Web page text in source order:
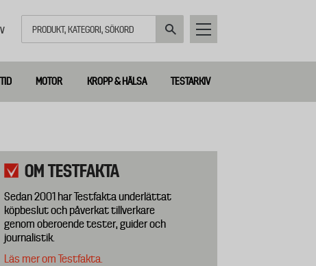
MOTOR KROPP & HÄLSA TESTARKIV
OM TESTFAKTA
Sedan 2001 har Testfakta underlättat
köpbeslut och påverkat tillverkare
genom oberoende tester, guider och
journalistik.
Läs mer om Testfakta.